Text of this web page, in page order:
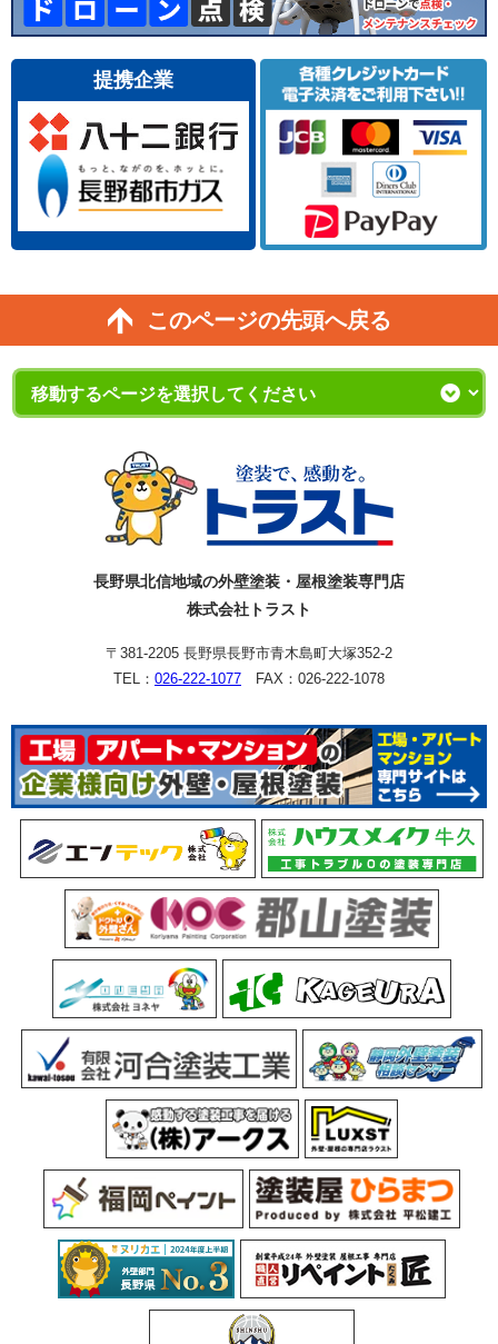
提携企業
このページの先頭へ戻る
長野県北信地域の外壁塗装・屋根塗装専門店
株式会社トラスト
〒381-2205 長野県長野市青木島町大塚352-2
TEL： 026-222-1077 FAX：026-222-1078